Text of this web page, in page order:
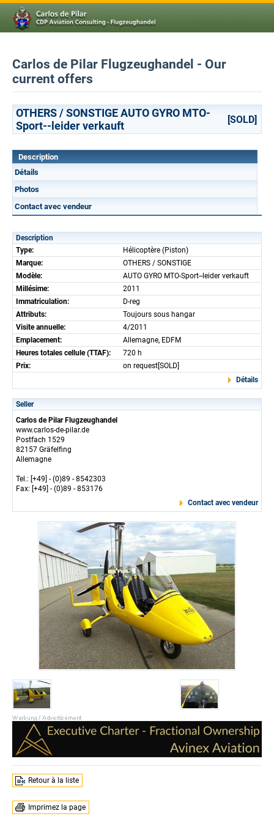
Carlos de Pilar Flugzeughandel - Our
current offers
OTHERS / SONSTIGE AUTO GYRO MTO-
Sport--leider verkauft
[SOLD]
Description
Détails
Photos
Contact avec vendeur
Description
Type:
Hélicoptère (Piston)
Marque:
OTHERS / SONSTIGE
Modèle:
AUTO GYRO MTO-Sport--leider verkauft
Millésime:
2011
Immatriculation:
D-reg
Attributs:
Toujours sous hangar
Visite annuelle:
4/2011
Emplacement:
Allemagne, EDFM
Heures totales cellule (TTAF):
720 h
Prix:
on request[SOLD]
Détails
Seller
Carlos de Pilar Flugzeughandel
www.carlos-de-pilar.de
Postfach 1529
82157 Gräfelfing
Allemagne
Tel.: [+49] - (0)89 - 8542303
Fax: [+49] - (0)89 - 853176
Contact avec vendeur
Retour à la liste
Imprimez la page